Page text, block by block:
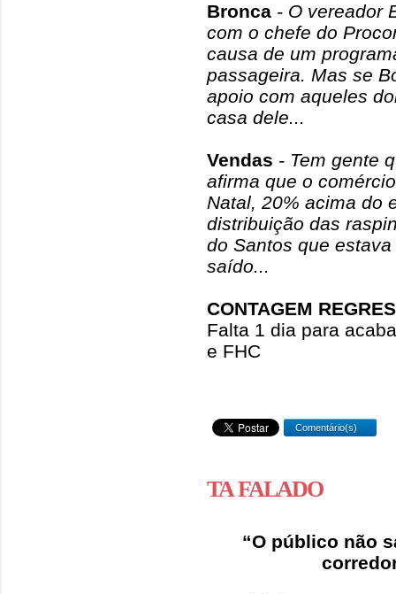
Bronca - O vereador
com o chefe do
causa de um
passageira. Mas se
apoio com aqueles
casa dele...
Vendas - Tem gente
afirma que o
Natal, 20% acima do
distribuição das
do Santos que
saído...
CONTAGEM
Falta 1 dia para
e FHC
Comentário(s)
TA FALADO
“O público não